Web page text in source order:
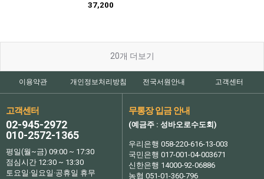
37,200
20개 더보기
이용약관 개인정보처리방침 전국서원안내 고객센터
고객센터
02-945-2972
010-2572-1365
평일(월~금) 09:00 ~ 17:30
점심시간 12:30 ~ 13:30
토요일·일요일·공휴일 휴무
무통장 입금 안내
(예금주 : 성바오로수도회)
우리은행 058-220-616-13-003
국민은행 017-001-04-003671
신한은행 14000-92-06886
농협 051-01-360-796